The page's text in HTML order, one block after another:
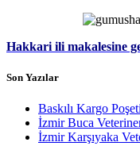
Hakkari ili makalesine
Son Yazılar
Baskılı Kargo
İzmir Buca
İzmir Karşıyaka